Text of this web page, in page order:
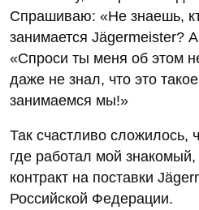
Спрашиваю: «Не знаешь,
занимается Jägermeister?
«Спроси ты меня об этом
даже не знал, что это
занимаемся мы!»
Так счастливо сложилось,
где работал мой
контракт на поставки
Российской Федерации.